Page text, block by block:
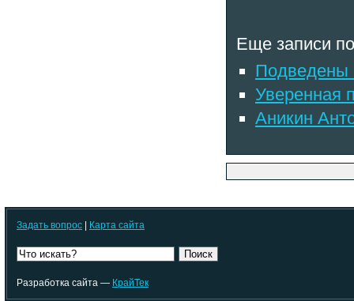
Еще записи
Подведены
Уверенная
Аникин
Задать вопрос | Карта сайта
Поиск
Разработка сайта — КрайТек